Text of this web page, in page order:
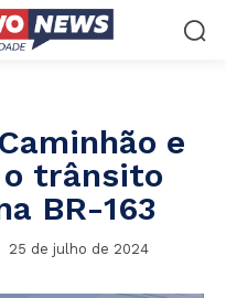
e
trânsito
BR-163
25 de julho de 2024